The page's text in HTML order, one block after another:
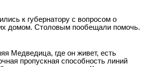
к губернатору с вопросом о
домом. Столовым пообещали помочь.
Медведица, где он живет, есть
пропускная способность линий